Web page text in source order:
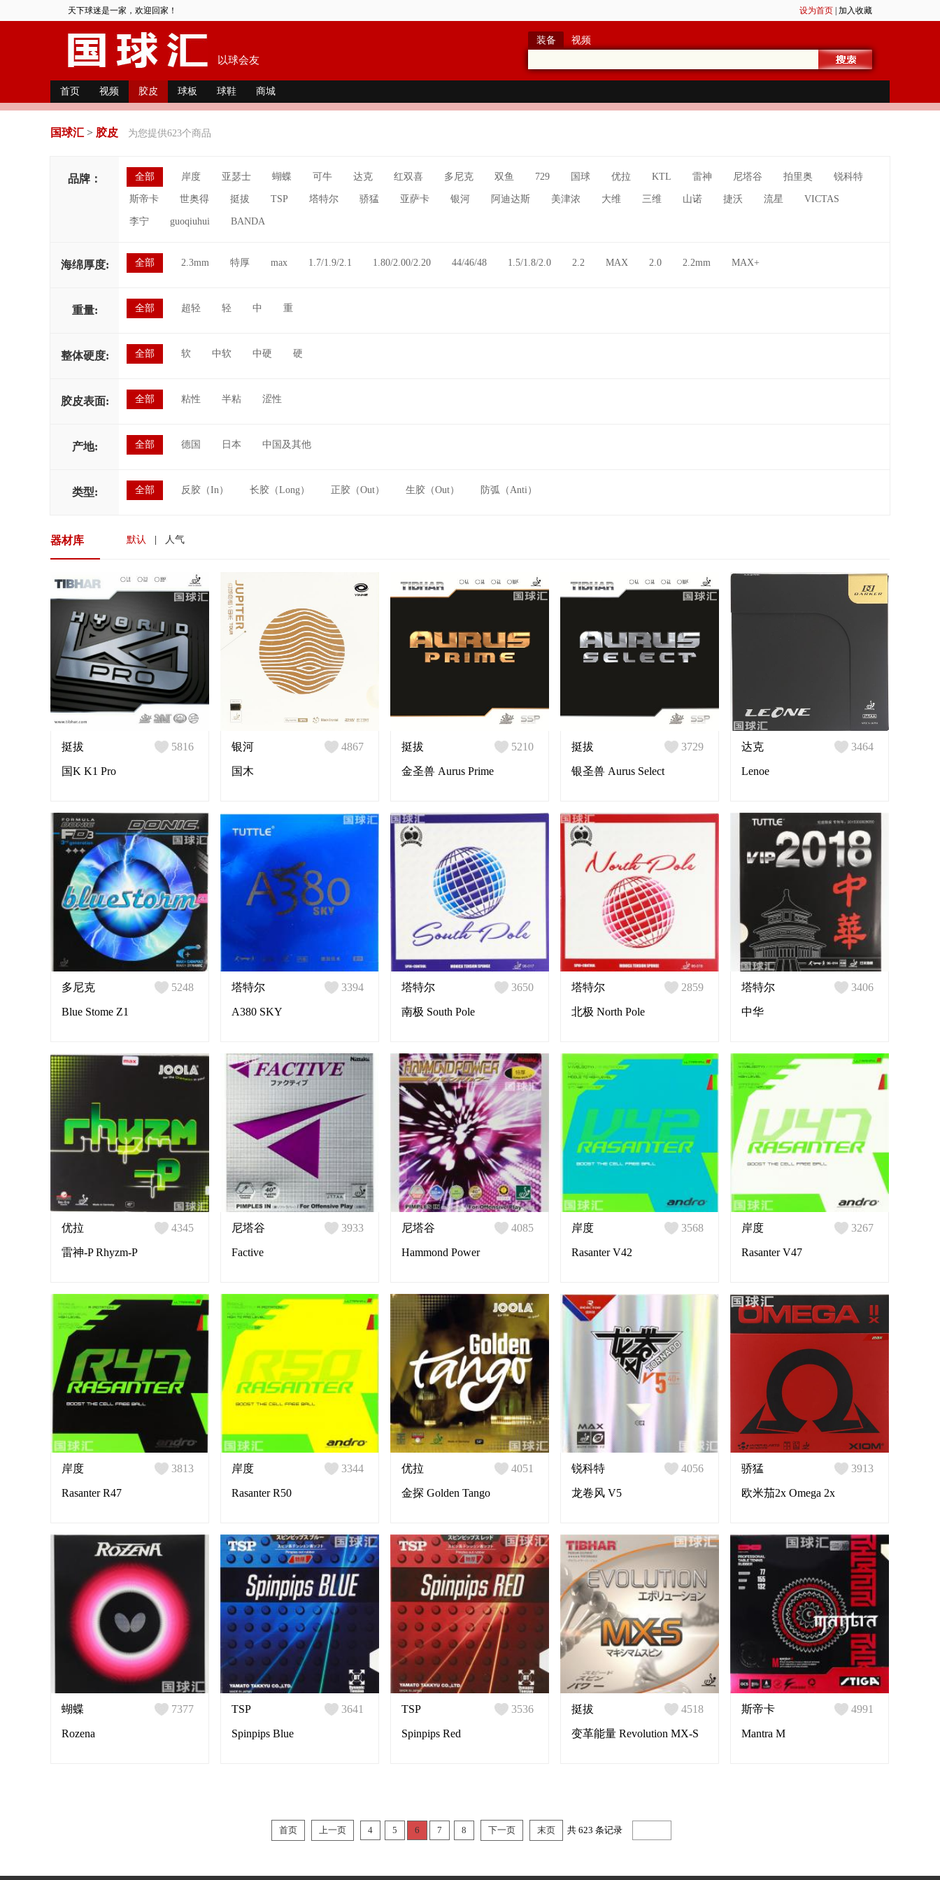
天下球迷是一家，欢迎回家！ 设为首页 加入收藏
以球会友
装备 视频
首页 视频 胶皮 球板 球鞋 商城
国球汇 > 胶皮 为您提供623个商品
品牌： 全部 岸度 亚瑟士 蝴蝶 可牛 达克 红双喜 多尼克 双鱼 729 国球 优拉 KTL 雷神 尼塔谷 拍里奥 锐科特
斯帝卡 世奥得 挺拔 TSP 塔特尔 骄猛 亚萨卡 银河 阿迪达斯 美津浓 大维 三维 山诺 捷沃 流星 VICTAS
李宁 guoqiuhui BANDA
海绵厚度: 全部 2.3mm 特厚 max 1.7/1.9/2.1 1.80/2.00/2.20 44/46/48 1.5/1.8/2.0 2.2 MAX 2.0 2.2mm MAX+
重量: 全部 超轻 轻 中 重
整体硬度: 全部 软 中软 中硬 硬
胶皮表面: 全部 粘性 半粘 涩性
产地: 全部 德国 日本 中国及其他
类型: 全部 反胶（In） 长胶（Long） 正胶（Out） 生胶（Out） 防弧（Anti）
器材库 默认 人气
挺拔
国K K1 Pro
5816 银河
国木
4867 挺拔
金圣兽 Aurus Prime
5210 挺拔
银圣兽 Aurus Select
3729 达克
Lenoe
3464
多尼克
Blue Stome Z1
5248 塔特尔
A380 SKY
3394 塔特尔
南极 South Pole
3650 塔特尔
北极 North Pole
2859 塔特尔
中华
3406
优拉
雷神-P Rhyzm-P
4345 尼塔谷
Factive
3933 尼塔谷
Hammond Power
4085 岸度
Rasanter V42
3568 岸度
Rasanter V47
3267
岸度
Rasanter R47
3813 岸度
Rasanter R50
3344 优拉
金探 Golden Tango
4051 锐科特
龙卷风 V5
4056 骄猛
欧米茄2x Omega 2x
3913
蝴蝶
Rozena
7377 TSP
Spinpips Blue
3641 TSP
Spinpips Red
3536 挺拔
变革能量 Revolution MX-S
4518 斯帝卡
Mantra M
4991
首页 上一页 4 5 6 7 8 下一页 末页 共 623 条记录